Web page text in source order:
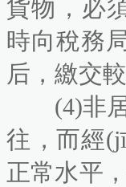
貨物，
時向稅務
后，繳交較
(4)非居
往，而經
正常水平